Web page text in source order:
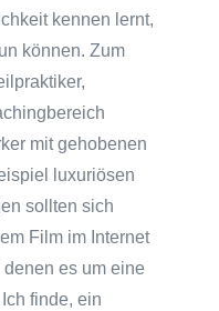
kennen lernt,
können. Zum
mit gehobenen
luxuriösen
sollten sich
Film im Internet
es um eine
finde, ein